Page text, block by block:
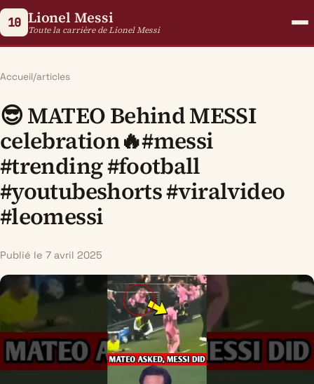
10 Lionel Messi
Toute la carrière de Lionel Messi
Accueil/articles
😎 MATEO Behind MESSI
celebration🔥#messi
#trending #football
#youtubeshorts #viralvideo
#leomessi
Publié le 7 avril 2025